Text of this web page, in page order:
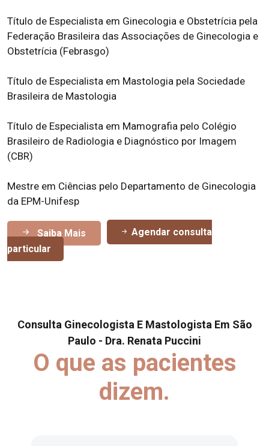
Título de Especialista em Ginecologia e Obstetrícia pela
Federação Brasileira das Associações de Ginecologia e
Obstetrícia (Febrasgo)
Título de Especialista em Mastologia pela Sociedade
Brasileira de Mastologia
Título de Especialista em Mamografia pelo Colégio
Brasileiro de Radiologia e Diagnóstico por Imagem
(CBR)
Mestre em Ciências pelo Departamento de Ginecologia
da EPM-Unifesp
Saiba Mais
Agendar consulta
particular
Consulta Ginecologista E Mastologista Em São
Paulo - Dra. Renata Puccini
O que as pacientes
dizem.